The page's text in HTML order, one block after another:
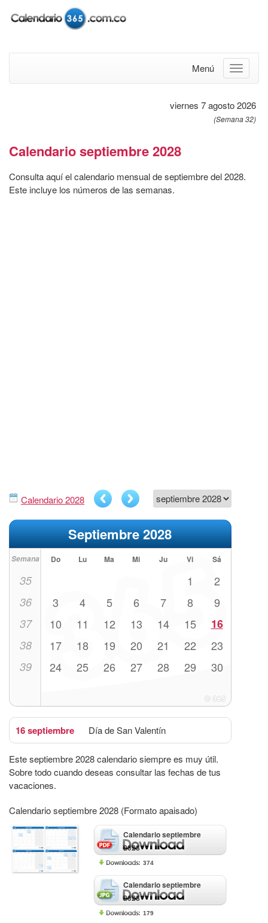
Menú
viernes 7 agosto 2026
(Semana 32)
Calendario septiembre 2028
Consulta aquí el calendario mensual de septiembre del 2028.
Este incluye los números de las semanas.
Calendario 2028
Septiembre 2028
Semana Do Lu Ma Mi Ju Vi Sá
35 1 2
36 3 4 5 6 7 8 9
37 10 11 12 13 14 15 16
38 17 18 19 20 21 22 23
39 24 25 26 27 28 29 30
16 septiembre Día de San Valentín
Este septiembre 2028 calendario siempre es muy útil.
Sobre todo cuando deseas consultar las fechas de tus
vacaciones.
Calendario septiembre 2028 (Formato apaisado)
Calendario septiembre
2028
374
Calendario septiembre
2028
179